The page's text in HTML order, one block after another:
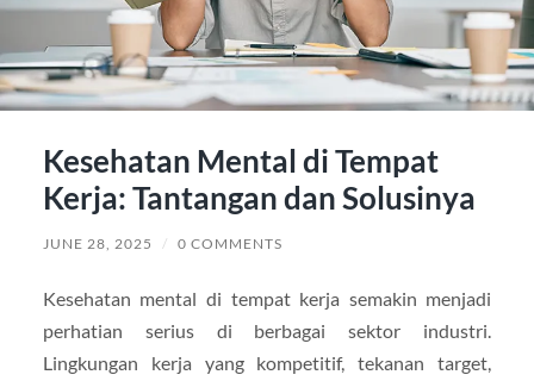
Kesehatan Mental di Tempat
Kerja: Tantangan dan Solusinya
JUNE 28, 2025 / 0 COMMENTS
Kesehatan mental di tempat kerja semakin menjadi
perhatian serius di berbagai sektor industri.
Lingkungan kerja yang kompetitif, tekanan target,